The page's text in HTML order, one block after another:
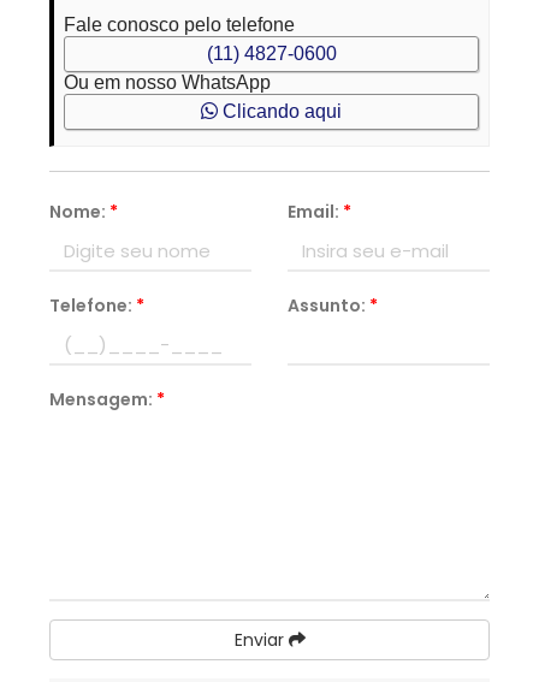
Fale conosco pelo telefone
(11) 4827-0600
Ou em nosso WhatsApp
Clicando aqui
Nome: * Email: *
Telefone: * Assunto: *
Mensagem: *
Enviar